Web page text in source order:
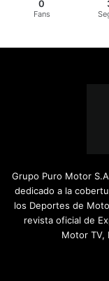
0
Fans
Grupo Puro Motor
dedicado a la
los Deportes de
revista oficial de
Motor TV,